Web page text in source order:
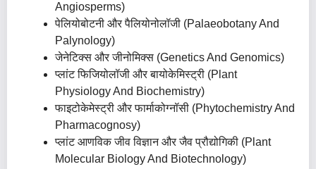
Angiosperms)
पेलियोबोटनी और पैलियोनोलॉजी (Palaeobotany And
Palynology)
जेनेटिक्स और जीनोमिक्स (Genetics And Genomics)
प्लांट फिजियोलॉजी और बायोकेमिस्ट्री (Plant
Physiology And Biochemistry)
फाइटोकेमेस्ट्री और फार्माकोग्नॉसी (Phytochemistry And
Pharmacognosy)
प्लांट आणविक जीव विज्ञान और जैव प्रौद्योगिकी (Plant
Molecular Biology And Biotechnology)